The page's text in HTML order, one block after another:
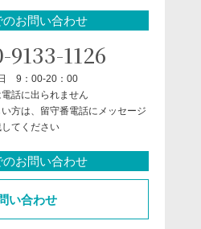
のお問い合わせ
9133-1126
9：00-20：00
話に出られません
方は、留守番電話にメッセージ
してください
のお問い合わせ
い合わせ